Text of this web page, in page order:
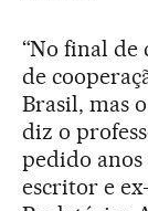
“No final de
de
Brasil, mas
diz o
pedido
escritor e